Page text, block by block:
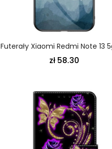
zł 58.30